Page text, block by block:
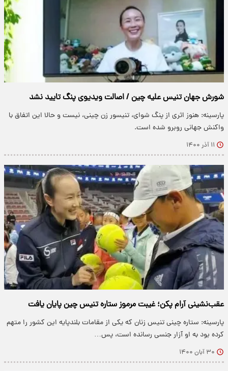
شورش جهان تنیس علیه چین / اصالت ویدیوی پنگ تایید نشد
پارسینه: هنوز اثری از پنگ شوای، تنیسور زن چینی، نیست و حالا این اتفاق با
واکنش جهانی روبرو شده است.
۱۱ آذر ۱۴۰۰
عقب‌نشینی آرام پکن؛ غیبت مرموز ستاره تنیس چین پایان یافت
پارسینه: ستاره چینی تنیس زنان که یکی از مقامات بلندپایه این کشور را متهم
کرده بود به او آزار جنسی رسانده است، پس…
۳۰ آبان ۱۴۰۰